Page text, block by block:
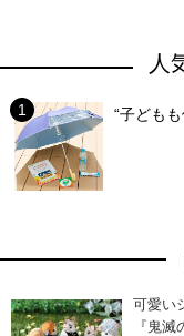
人
“子ども
可愛い
『鬼